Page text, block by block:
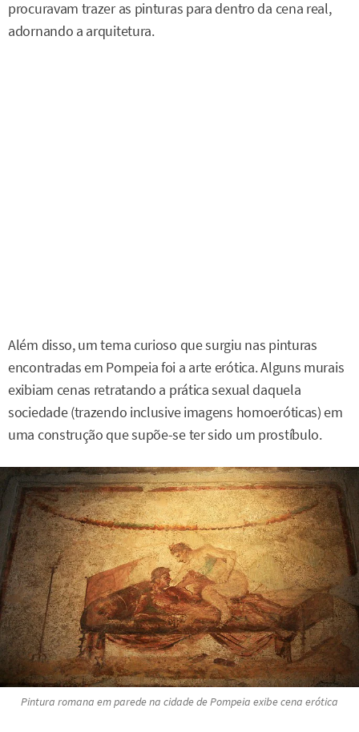
procuravam trazer as pinturas para dentro da cena real,
adornando a arquitetura.
Além disso, um tema curioso que surgiu nas pinturas
encontradas em Pompeia foi a arte erótica. Alguns murais
exibiam cenas retratando a prática sexual daquela
sociedade (trazendo inclusive imagens homoeróticas) em
uma construção que supõe-se ter sido um prostíbulo.
Pintura romana em parede na cidade de Pompeia exibe cena erótica